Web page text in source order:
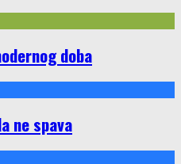
doba
ne spava